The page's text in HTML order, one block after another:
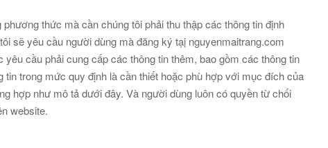
thức mà cần chúng tôi phải thu thập các thông tin định
sẽ yêu cầu người dùng mà đăng ký tạị nguyenmaitrang.com
cầu phải cung cấp các thông tin thêm, bao gồm các thông tin
trong mức quy định là cần thiết hoặc phù hợp với mục đích của
hợp như mô tả dưới đây. Và người dùng luôn có quyền từ chối
website.